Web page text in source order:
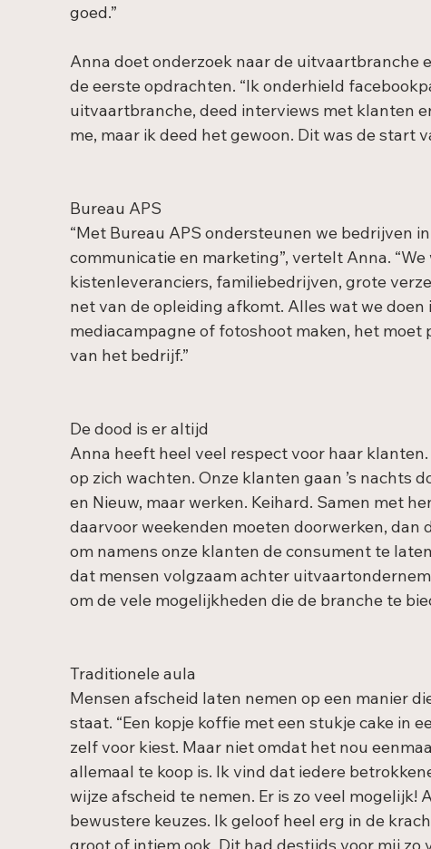
goed.”
Anna doet onderzoek naar de uitvaartbranche
de eerste opdrachten. “Ik onderhield
uitvaartbranche, deed interviews met klanten
me, maar ik deed het gewoon. Dit was de start
Bureau APS
“Met Bureau APS ondersteunen we bedrijven
communicatie en marketing”, vertelt Anna.
kistenleveranciers, familiebedrijven, grote
net van de opleiding afkomt. Alles wat we
mediacampagne of fotoshoot maken, het
van het bedrijf.”
De dood is er altijd
Anna heeft heel veel respect voor haar
op zich wachten. Onze klanten gaan ’s nachts
en Nieuw, maar werken. Keihard. Samen met
daarvoor weekenden moeten doorwerken, dan
om namens onze klanten de consument te
dat mensen volgzaam achter
om de vele mogelijkheden die de branche te
Traditionele aula
Mensen afscheid laten nemen op een manier
staat. “Een kopje koffie met een stukje cake in
zelf voor kiest. Maar niet omdat het nou
allemaal te koop is. Ik vind dat iedere
wijze afscheid te nemen. Er is zo veel mogelijk!
bewustere keuzes. Ik geloof heel erg in de
groot of intiem ook. Dit had destijds voor mij zo